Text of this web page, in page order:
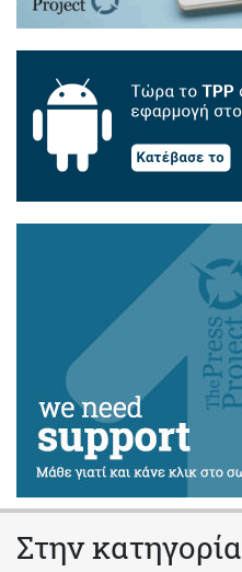
Στην κατηγορία